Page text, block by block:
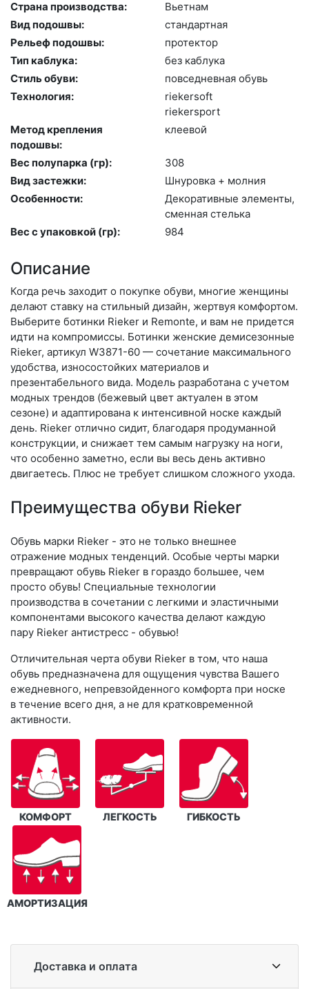
Страна производства:
Вь­ет­нам
Вид подошвы:
стан­дарт­ная
Рельеф подошвы:
про­тек­тор
Тип каблука:
без каб­лу­ка
Стиль обуви:
пов­седнев­ная обувь
Технология:
ri­eker­soft
ri­ekers­port
Метод крепления
подошвы:
кле­евой
Вес полупарка (гр):
308
Вид застежки:
Шну­ров­ка + мол­ния
Особенности:
Де­кора­тив­ные эле­мен­ты,
смен­ная стель­ка
Вес с упаковкой (гр):
984
Описание
Когда речь заходит о покупке обуви, многие женщины
делают ставку на стильный дизайн, жертвуя комфортом.
Выберите бо­тин­ки Rieker и Remonte, и вам не придется
идти на компромиссы. Ботинки женские демисезонные
Rieker, артикул W3871-60 — сочетание максимального
удобства, износостойких материалов и
презентабельного вида. Модель разработана с учетом
модных трендов (бе­жевый цвет актуален в этом
сезоне) и адаптирована к интенсивной носке каждый
день. Ri­eker отлично сидит, благодаря продуманной
конструкции, и снижает тем самым нагрузку на ноги,
что особенно заметно, если вы весь день активно
двигаетесь. Плюс не требует слишком сложного ухода.
Преимущества обуви Rieker
Обувь марки Rieker - это не только внешнее
отражение модных тенденций. Особые черты марки
превращают обувь Rieker в гораздо большее, чем
просто обувь! Специальные технологии
производства в сочетании с легкими и эластичными
компонентами высокого качества делают каждую
пару Rieker антистресс - обувью!
Отличительная черта обуви Rieker в том, что наша
обувь предназначена для ощущения чувства Вашего
ежедневного, непревзойденного комфорта при носке
в течение всего дня, а не для кратковременной
активности.
КОМФОРТ ЛЕГКОСТЬ ГИБКОСТЬ
АМОРТИЗАЦИЯ
Доставка и оплата